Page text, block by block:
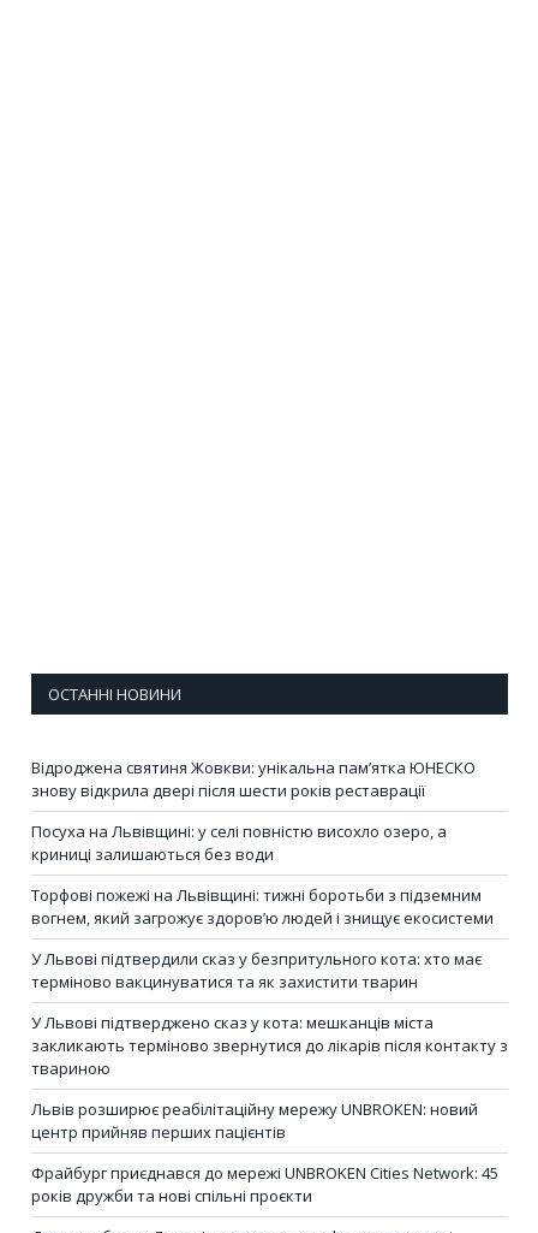
ОСТАННІ НОВИНИ
Відроджена святиня Жовкви: унікальна пам’ятка ЮНЕСКО
знову відкрила двері після шести років реставрації
Посуха на Львівщині: у селі повністю висохло озеро, а
криниці залишаються без води
Торфові пожежі на Львівщині: тижні боротьби з підземним
вогнем, який загрожує здоров’ю людей і знищує екосистеми
У Львові підтвердили сказ у безпритульного кота: хто має
терміново вакцинуватися та як захистити тварин
У Львові підтверджено сказ у кота: мешканців міста
закликають терміново звернутися до лікарів після контакту з
твариною
Львів розширює реабілітаційну мережу UNBROKEN: новий
центр прийняв перших пацієнтів
Фрайбург приєднався до мережі UNBROKEN Cities Network: 45
років дружби та нові спільні проєкти